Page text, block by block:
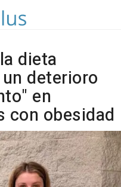
dieta
deterioro
en
con obesidad